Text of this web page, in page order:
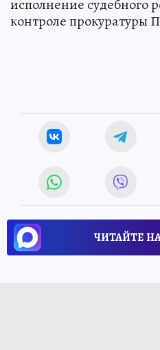
исполнение судебного
контроле прокуратуры
ЧИТАЙТЕ